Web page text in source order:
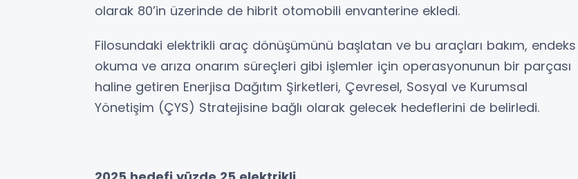
olarak 80’in üzerinde de hibrit otomobili envanterine ekledi.
Filosundaki elektrikli araç dönüşümünü başlatan ve bu araçları bakım, endeks
okuma ve arıza onarım süreçleri gibi işlemler için operasyonunun bir parçası
haline getiren Enerjisa Dağıtım Şirketleri, Çevresel, Sosyal ve Kurumsal
Yönetişim (ÇYS) Stratejisine bağlı olarak gelecek hedeflerini de belirledi.